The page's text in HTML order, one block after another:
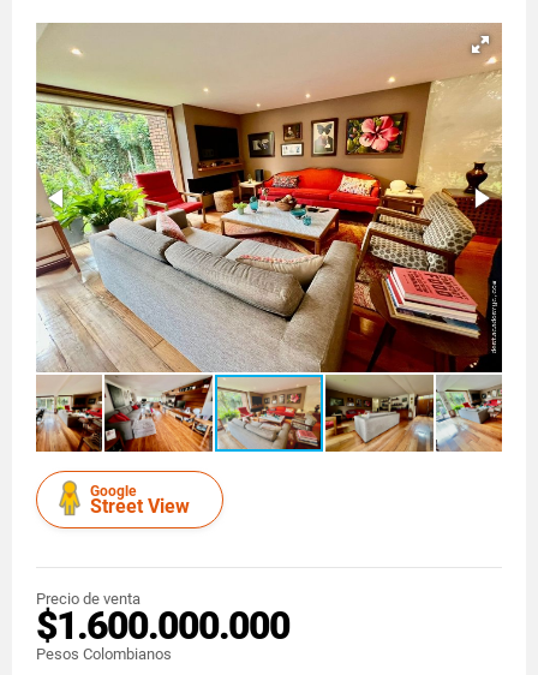
Google
Street View
Precio de venta
$1.600.000.000
Pesos Colombianos